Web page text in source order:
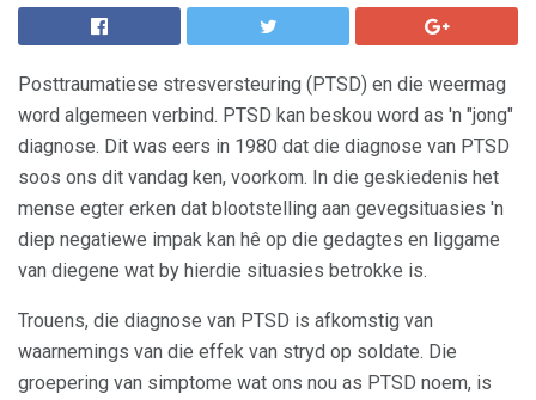
Posttraumatiese stresversteuring (PTSD) en die weermag
word algemeen verbind. PTSD kan beskou word as 'n "jong"
diagnose. Dit was eers in 1980 dat die diagnose van PTSD
soos ons dit vandag ken, voorkom. In die geskiedenis het
mense egter erken dat blootstelling aan gevegsituasies 'n
diep negatiewe impak kan hê op die gedagtes en liggame
van diegene wat by hierdie situasies betrokke is.
Trouens, die diagnose van PTSD is afkomstig van
waarnemings van die effek van stryd op soldate. Die
groepering van simptome wat ons nou as PTSD noem, is